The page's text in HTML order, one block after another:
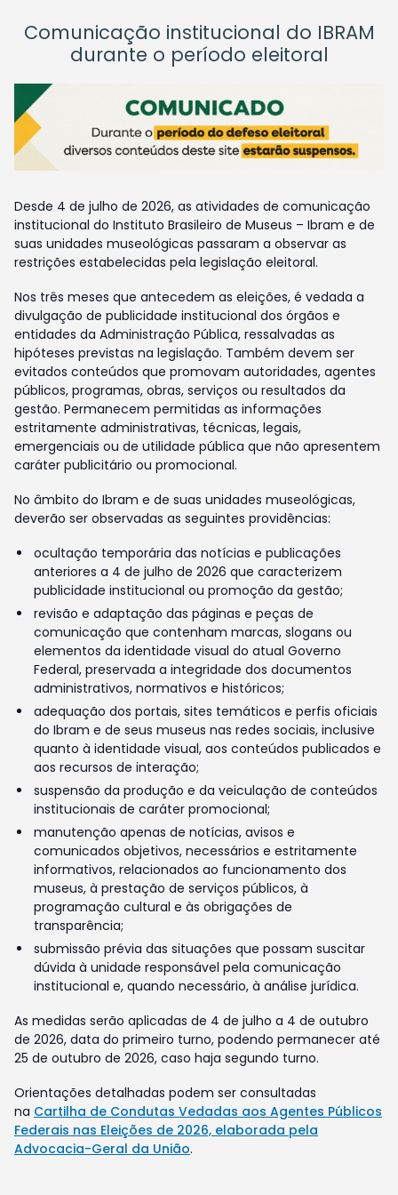
Comunicação institucional do IBRAM
durante o período eleitoral
Desde 4 de julho de 2026, as atividades de comunicação
institucional do Instituto Brasileiro de Museus – Ibram e de
suas unidades museológicas passaram a observar as
restrições estabelecidas pela legislação eleitoral.
Nos três meses que antecedem as eleições, é vedada a
divulgação de publicidade institucional dos órgãos e
entidades da Administração Pública, ressalvadas as
hipóteses previstas na legislação. Também devem ser
evitados conteúdos que promovam autoridades, agentes
públicos, programas, obras, serviços ou resultados da
gestão. Permanecem permitidas as informações
estritamente administrativas, técnicas, legais,
emergenciais ou de utilidade pública que não apresentem
caráter publicitário ou promocional.
No âmbito do Ibram e de suas unidades museológicas,
deverão ser observadas as seguintes providências:
ocultação temporária das notícias e publicações
anteriores a 4 de julho de 2026 que caracterizem
publicidade institucional ou promoção da gestão;
revisão e adaptação das páginas e peças de
comunicação que contenham marcas, slogans ou
elementos da identidade visual do atual Governo
Federal, preservada a integridade dos documentos
administrativos, normativos e históricos;
adequação dos portais, sites temáticos e perfis oficiais
do Ibram e de seus museus nas redes sociais, inclusive
quanto à identidade visual, aos conteúdos publicados e
aos recursos de interação;
suspensão da produção e da veiculação de conteúdos
institucionais de caráter promocional;
manutenção apenas de notícias, avisos e
comunicados objetivos, necessários e estritamente
informativos, relacionados ao funcionamento dos
museus, à prestação de serviços públicos, à
programação cultural e às obrigações de
transparência;
submissão prévia das situações que possam suscitar
dúvida à unidade responsável pela comunicação
institucional e, quando necessário, à análise jurídica.
As medidas serão aplicadas de 4 de julho a 4 de outubro
de 2026, data do primeiro turno, podendo permanecer até
25 de outubro de 2026, caso haja segundo turno.
Orientações detalhadas podem ser consultadas
na Cartilha de Condutas Vedadas aos Agentes Públicos
Federais nas Eleições de 2026, elaborada pela
Advocacia-Geral da União.